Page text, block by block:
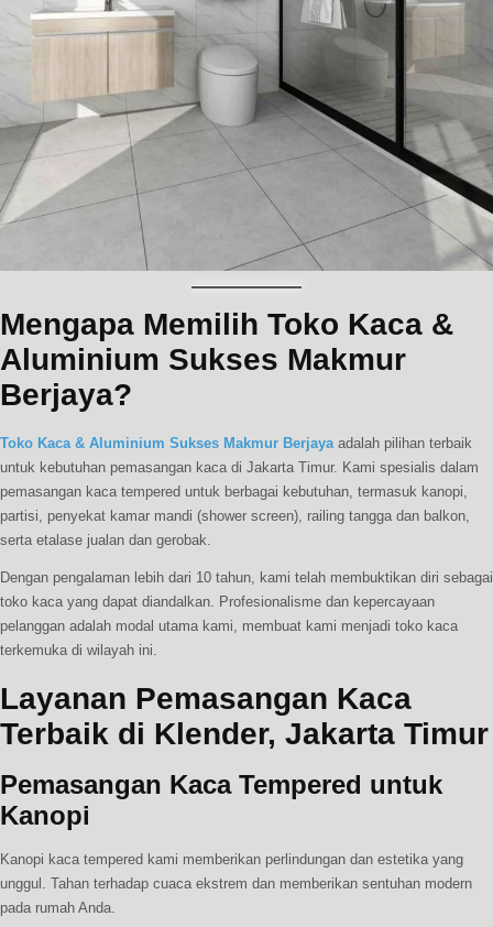
Mengapa Memilih Toko Kaca &
Aluminium Sukses Makmur
Berjaya?
Toko Kaca & Aluminium Sukses Makmur Berjaya adalah pilihan terbaik
untuk kebutuhan pemasangan kaca di Jakarta Timur. Kami spesialis dalam
pemasangan kaca tempered untuk berbagai kebutuhan, termasuk kanopi,
partisi, penyekat kamar mandi (shower screen), railing tangga dan balkon,
serta etalase jualan dan gerobak.
Dengan pengalaman lebih dari 10 tahun, kami telah membuktikan diri sebagai
toko kaca yang dapat diandalkan. Profesionalisme dan kepercayaan
pelanggan adalah modal utama kami, membuat kami menjadi toko kaca
terkemuka di wilayah ini.
Layanan Pemasangan Kaca
Terbaik di Klender, Jakarta Timur
Pemasangan Kaca Tempered untuk
Kanopi
Kanopi kaca tempered kami memberikan perlindungan dan estetika yang
unggul. Tahan terhadap cuaca ekstrem dan memberikan sentuhan modern
pada rumah Anda.